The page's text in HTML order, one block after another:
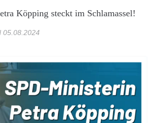
Köpping steckt im Schlamassel!
05.08.2024